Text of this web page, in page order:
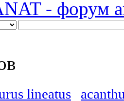
- форум
lineatus